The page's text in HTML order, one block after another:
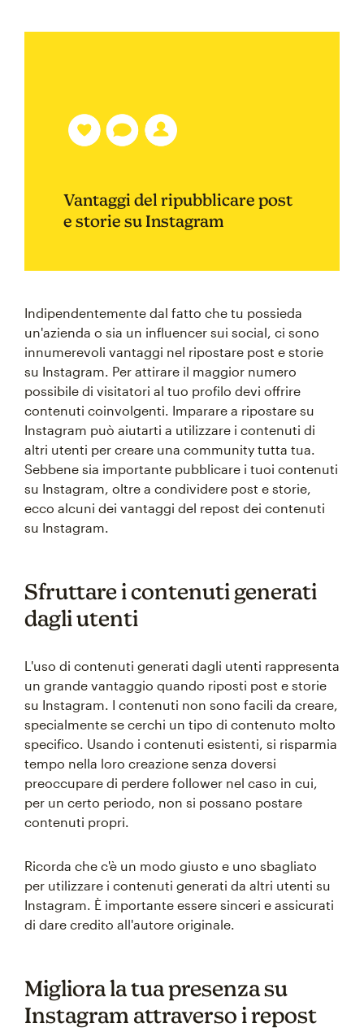
Vantaggi del ripubblicare post
e storie su Instagram
Indipendentemente dal fatto che tu possieda
un'azienda o sia un influencer sui social, ci sono
innumerevoli vantaggi nel ripostare post e storie
su Instagram. Per attirare il maggior numero
possibile di visitatori al tuo profilo devi offrire
contenuti coinvolgenti. Imparare a ripostare su
Instagram può aiutarti a utilizzare i contenuti di
altri utenti per creare una community tutta tua.
Sebbene sia importante pubblicare i tuoi contenuti
su Instagram, oltre a condividere post e storie,
ecco alcuni dei vantaggi del repost dei contenuti
su Instagram.
Sfruttare i contenuti generati
dagli utenti
L'uso di contenuti generati dagli utenti rappresenta
un grande vantaggio quando riposti post e storie
su Instagram. I contenuti non sono facili da creare,
specialmente se cerchi un tipo di contenuto molto
specifico. Usando i contenuti esistenti, si risparmia
tempo nella loro creazione senza doversi
preoccupare di perdere follower nel caso in cui,
per un certo periodo, non si possano postare
contenuti propri.
Ricorda che c'è un modo giusto e uno sbagliato
per utilizzare i contenuti generati da altri utenti su
Instagram. È importante essere sinceri e assicurati
di dare credito all'autore originale.
Migliora la tua presenza su
Instagram attraverso i repost